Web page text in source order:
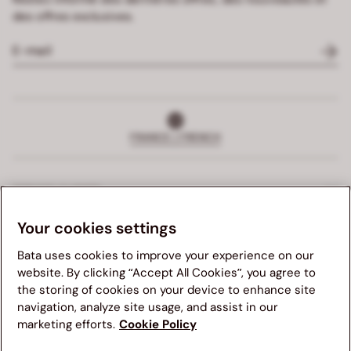
Nous vous suggérons de visiter le site Web Bata de votre
pays pour une meilleure expérience de navigation. Veuillez
noter que la disponibilité des articles, les prix et les détails
des offres exclusives.
FRANCE | FRENCH
SERVICE CLIENTS
SERVICES EXCLUSIFS
ENTREPRISE
PARTIE JURIDIQUE
Your cookies settings
Bata uses cookies to improve your experience on our
website. By clicking “Accept All Cookies”, you agree to
the storing of cookies on your device to enhance site
navigation, analyze site usage, and assist in our
marketing efforts. Cookie Policy